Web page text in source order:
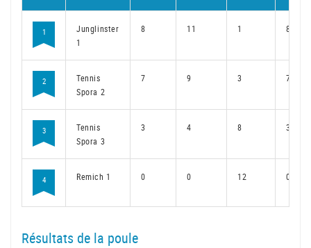
1
Junglinster
1
8 11 1 8
2
Tennis
Spora 2
7 9 3 7
3
Tennis
Spora 3
3 4 8 3
4 Remich 1 0 0 12 0
Résultats de la poule